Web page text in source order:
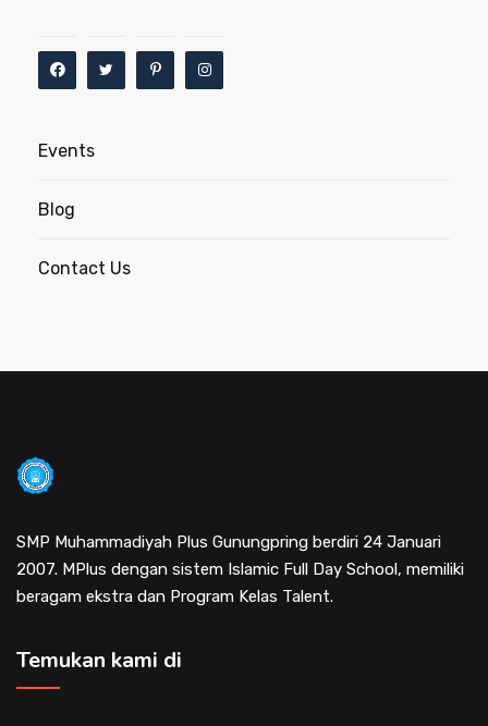
Events
Blog
Contact Us
SMP Muhammadiyah Plus Gunungpring berdiri 24 Januari
2007. MPlus dengan sistem Islamic Full Day School, memiliki
beragam ekstra dan Program Kelas Talent.
Temukan kami di